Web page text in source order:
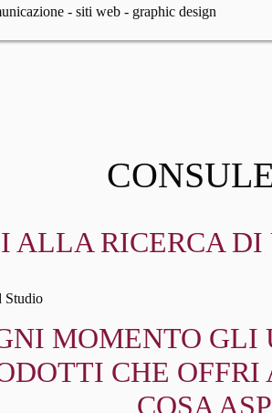
ALLA RICERCA
MOMENTO GLI
CHE
COSA